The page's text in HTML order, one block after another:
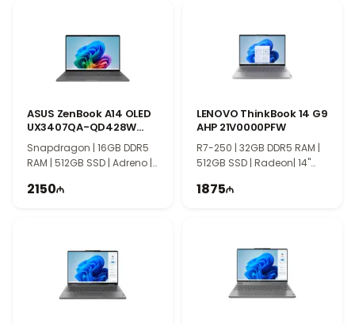
предоставляет расширенные функции безопасности и
управления, что делает ноутбук отличным выбором для
бизнеса. Серия HP EliteBook отличается премиальной сборкой,
ASUS ZenBook A14 OLED
UX3407QA-QD428W
90NB1502-M00TB0
Snapdragon | 16GB DDR5
RAM | 512GB SSD | Adreno |
2150
LENOVO ThinkBook 14 G9
AHP 21V0000PFW
R7-250 | 32GB DDR5 RAM |
512GB SSD | Radeon| 14"
1875